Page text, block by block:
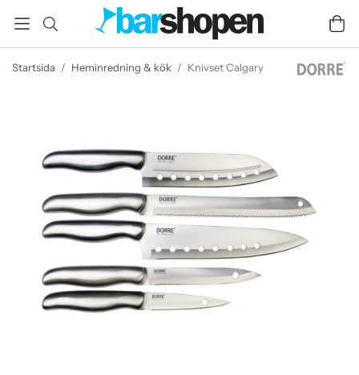
Startsida / Heminredning & kök / Knivset Calgary